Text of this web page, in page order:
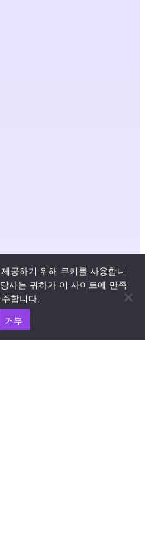
공하기 위해 쿠키를 사용합니
사는 귀하가 이 사이트에 만족
합니다.
거부